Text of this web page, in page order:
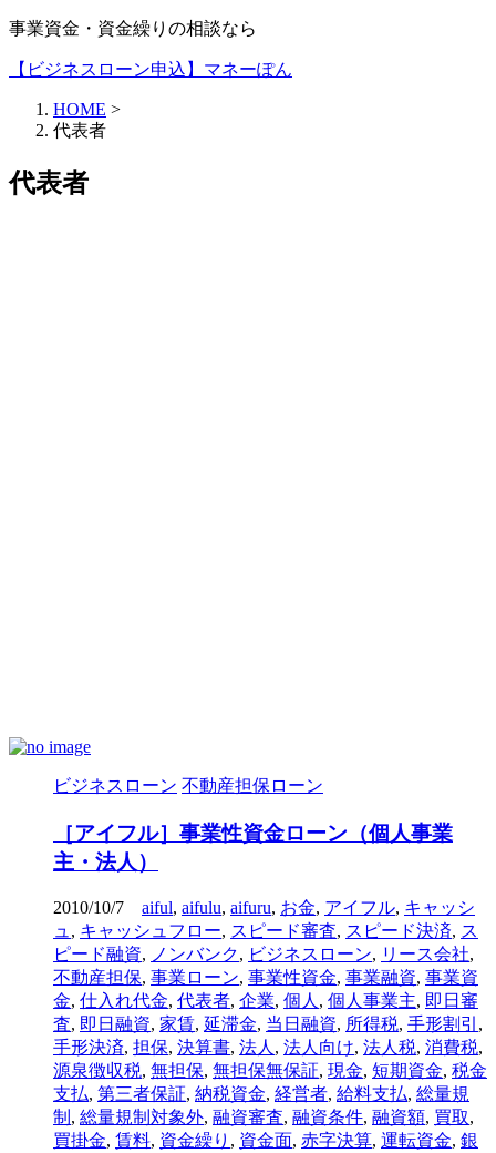
事業資金・資金繰りの相談なら
【ビジネスローン申込】マネーぽん
HOME >
代表者
代表者
ビジネスローン 不動産担保ローン
［アイフル］事業性資金ローン（個人事業
主・法人）
2010/10/7 aiful, aifulu, aifuru, お金, アイフル, キャッシ
ュ , キャッシュフロー, スピード審査, スピード決済, ス
ピード融資, ノンバンク, ビジネスローン, リース会社,
不動産担保, 事業ローン, 事業性資金, 事業融資, 事業資
金, 仕入れ代金, 代表者, 企業, 個人 , 個人事業主, 即日審
査, 即日融資, 家賃, 延滞金, 当日融資, 所得税, 手形割引 ,
手形決済, 担保, 決算書, 法人 , 法人向け, 法人税, 消費税,
源泉徴収税, 無担保, 無担保無保証, 現金, 短期資金, 税金
支払, 第三者保証, 納税資金, 経営者, 給料支払, 総量規
制 , 総量規制対象外, 融資審査, 融資条件, 融資額, 買取,
買掛金, 賃料, 資金繰り , 資金面, 赤字決算, 運転資金, 銀